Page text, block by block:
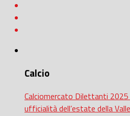
Calcio
Calciomercato Dilettanti
ufficialità dell’estate della